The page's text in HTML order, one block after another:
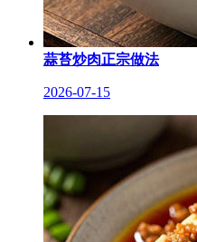
蒜苔炒肉正宗做法
2026-07-15